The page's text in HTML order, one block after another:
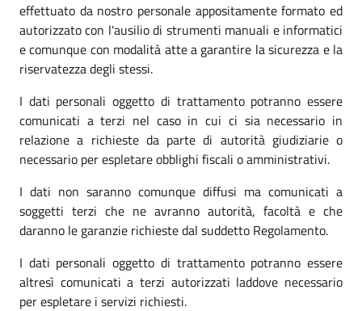
effettuato da nostro personale appositamente formato ed
autorizzato con l'ausilio di strumenti manuali e informatici
e comunque con modalità atte a garantire la sicurezza e la
riservatezza degli stessi.
I dati personali oggetto di trattamento potranno essere
comunicati a terzi nel caso in cui ci sia necessario in
relazione a richieste da parte di autorità giudiziarie o
necessario per espletare obblighi fiscali o amministrativi.
I dati non saranno comunque diffusi ma comunicati a
soggetti terzi che ne avranno autorità, facoltà e che
daranno le garanzie richieste dal suddetto Regolamento.
I dati personali oggetto di trattamento potranno essere
altresì comunicati a terzi autorizzati laddove necessario
per espletare i servizi richiesti.